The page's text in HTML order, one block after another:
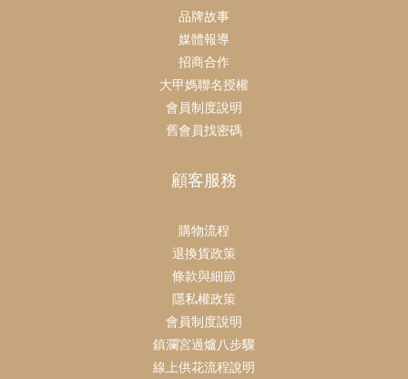
品牌故事
媒體報導
招商合作
大甲媽聯名授權
會員制度說明
舊會員找密碼
顧客服務
購物流程
退換貨政策
條款與細節
隱私權政策
會員制度說明
鎮瀾宮過爐八步驟
線上供花流程說明